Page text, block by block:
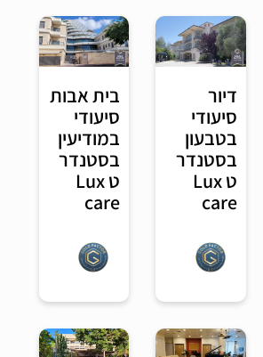
דיור
סיעודי
בטבעון
בסטנדר
ט Lux
care
בית אבות
סיעודי
במודיעין
בסטנדר
ט Lux
care